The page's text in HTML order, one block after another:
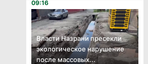
09:16
Власти Назрани пресекли
экологическое нарушение
после массовых...